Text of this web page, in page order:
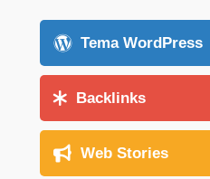
Tema WordPress
Backlinks
Web Stories